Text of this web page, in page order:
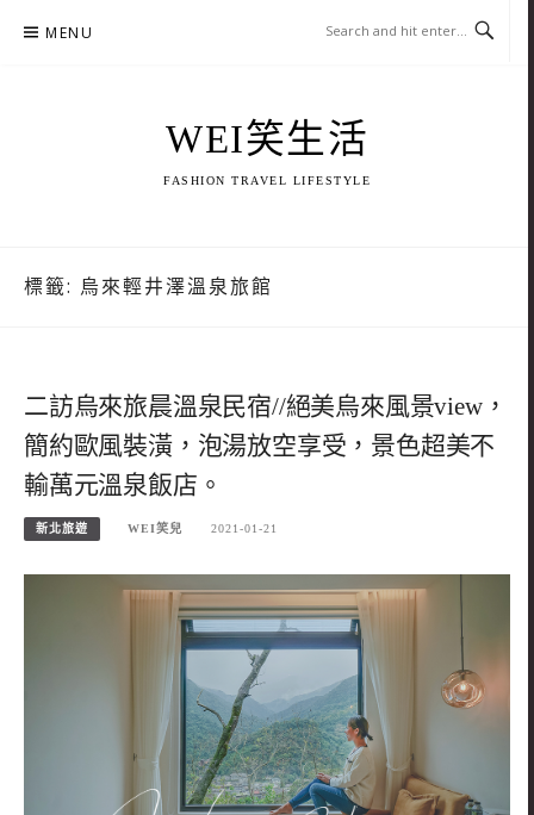
MENU
WEI笑生活
FASHION TRAVEL LIFESTYLE
標籤: 烏來輕井澤溫泉旅館
二訪烏來旅晨溫泉民宿//絕美烏來風景view，
簡約歐風裝潢，泡湯放空享受，景色超美不
輸萬元溫泉飯店。
新北旅遊 WEI笑兒 2021-01-21